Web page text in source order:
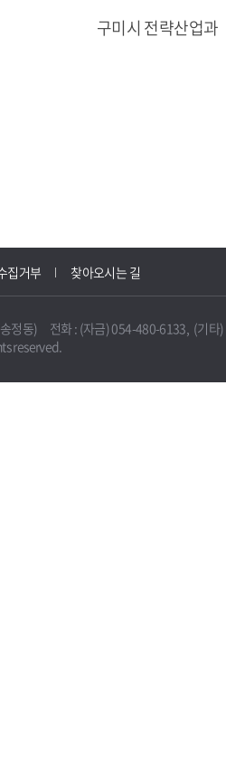
구미시 전략산업과
집거부 찾아오시는 길
정동) 전화 : (자금) 054-480-6133, (기타
reserved.